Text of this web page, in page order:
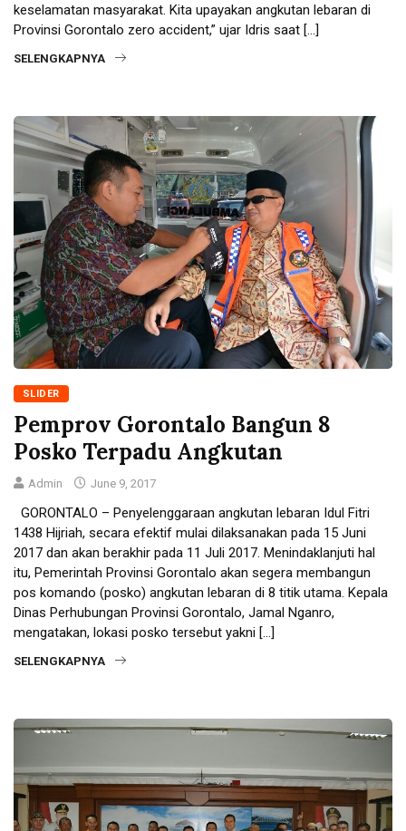
keselamatan masyarakat. Kita upayakan angkutan lebaran di
Provinsi Gorontalo zero accident,” ujar Idris saat […]
SELENGKAPNYA
SLIDER
Pemprov Gorontalo Bangun 8
Posko Terpadu Angkutan
Admin June 9, 2017
GORONTALO – Penyelenggaraan angkutan lebaran Idul Fitri
1438 Hijriah, secara efektif mulai dilaksanakan pada 15 Juni
2017 dan akan berakhir pada 11 Juli 2017. Menindaklanjuti hal
itu, Pemerintah Provinsi Gorontalo akan segera membangun
pos komando (posko) angkutan lebaran di 8 titik utama. Kepala
Dinas Perhubungan Provinsi Gorontalo, Jamal Nganro,
mengatakan, lokasi posko tersebut yakni […]
SELENGKAPNYA